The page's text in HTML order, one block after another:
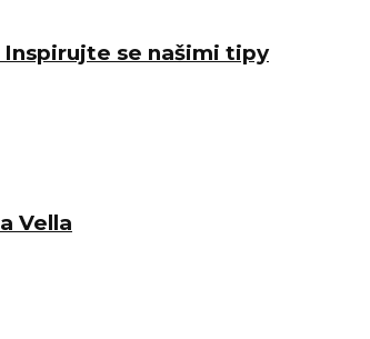
Inspirujte se našimi tipy
Vella